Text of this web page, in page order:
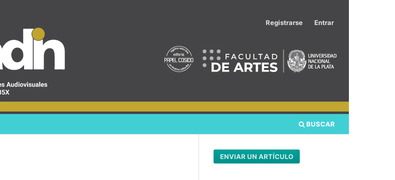
BUSCAR
Registrarse Entrar
ENVIAR UN ARTÍCULO